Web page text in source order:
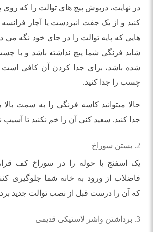
در نهایت، درپوش پیچ های توالت را که روی
کنید و از یک جفت انبردست یا آچار فرانسه
هایی که پایه توالت را در جای خود نگه می
شاید فرنگی شما پیچ نداشته باشد و با
شده باشد، برای جدا کردن آن کافی است
چسب را جدا کنید.
حالا میتوانید کاسه فرنگی را به سمت بالا
جدا کنید. سعید کنی آن را خم نکنید تا آسیب
2. بستن سوراخ
یک اسفنج یا حوله را در سوراخ کف
فاضلاب از ورود به خانه شما جلوگیری
که آن را درست قبل از نصب توالت جدید
3. برداشتن واشر لاستیکی قدیمی